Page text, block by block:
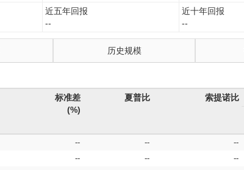
近五年回报
--
近十年回报
--
历史规模
标准差
(%)
夏普比 索提诺比
-- -- --
-- -- --